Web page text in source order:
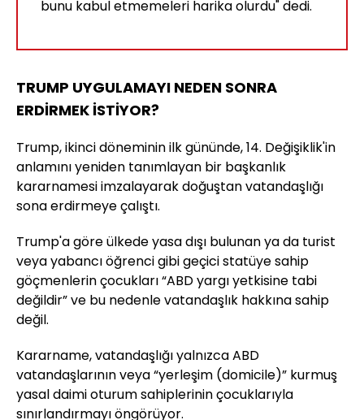
bunu kabul etmemeleri harika olurdu" dedi.
TRUMP UYGULAMAYI NEDEN SONRA
ERDİRMEK İSTİYOR?
Trump, ikinci döneminin ilk gününde, 14. Değişiklik'in
anlamını yeniden tanımlayan bir başkanlık
kararnamesi imzalayarak doğuştan vatandaşlığı
sona erdirmeye çalıştı.
Trump'a göre ülkede yasa dışı bulunan ya da turist
veya yabancı öğrenci gibi geçici statüye sahip
göçmenlerin çocukları “ABD yargı yetkisine tabi
değildir” ve bu nedenle vatandaşlık hakkına sahip
değil.
Kararname, vatandaşlığı yalnızca ABD
vatandaşlarının veya “yerleşim (domicile)” kurmuş
yasal daimi oturum sahiplerinin çocuklarıyla
sınırlandırmayı öngörüyor.